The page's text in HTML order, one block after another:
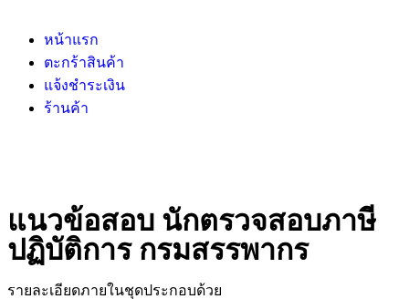
หน้าแรก
ตะกร้าสินค้า
แจ้งชำระเงิน
ร้านค้า
แนวข้อสอบ นักตรวจสอบภาษี
ปฏิบัติการ กรมสรรพากร
รายละเอียดภายในชุดประกอบด้วย